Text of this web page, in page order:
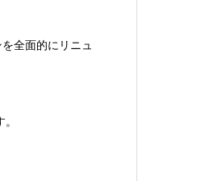
全面的にリニュ